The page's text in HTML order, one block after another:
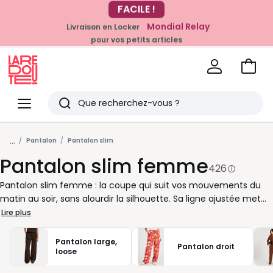
EN CE MOMENT
-20% dès 39€*
Livraison en Locker Mondial Relay
pour vos petits articles
Menu
Redoute
Rechercher
Derniers
articles
vus
Voir
... Pantalon Pantalon slim
Pantalon slim femme426
Pantalon slim femme : la coupe qui suit vos mouvements du
matin au soir, sans alourdir la silhouette. Sa ligne ajustée met
en valeur les jambes et se glisse facilement dans le quotidien :
avec une chemise pour le bureau, un pull doux le week-end ou
un t-shirt blanc pour une allure simple et actuelle. Taille haute
pour un bon maintien, toile stretch pour plus d’aisance,
longueur 7/8 pour dégager la cheville : à vous de choisir le
Lire plus
Pantalon large,
loose
Pantalon droit